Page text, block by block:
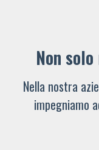
Non
Nella nostra
impegniamo